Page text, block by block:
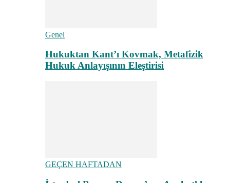
Genel
Hukuktan Kant’ı Kovmak, Metafizik
Hukuk Anlayışının Eleştirisi
GEÇEN HAFTADAN